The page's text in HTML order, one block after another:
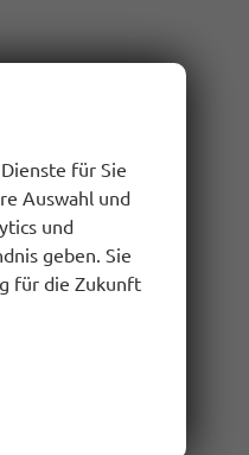
für Sie
Auswahl und
und
geben. Sie
für die Zukunft